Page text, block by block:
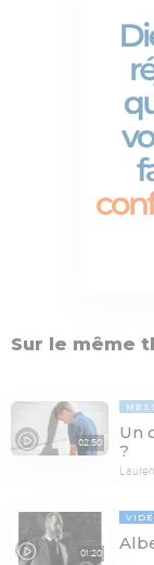
Sur le même
02:50
Un
?
01:20